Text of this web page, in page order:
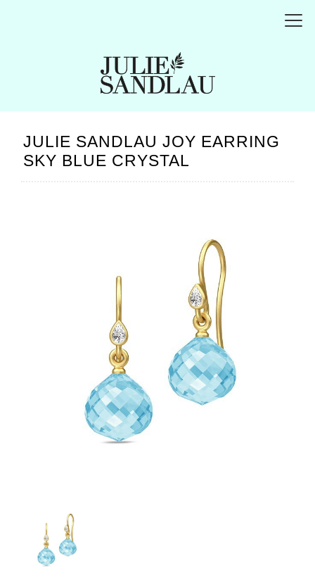
JULIE SANDLAU JOY EARRING
SKY BLUE CRYSTAL